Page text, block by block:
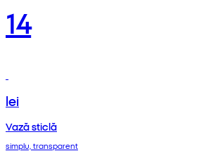
14
lei
Vază sticlă
simplu, transparent